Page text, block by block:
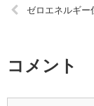
ゼロエネルギー
コメント